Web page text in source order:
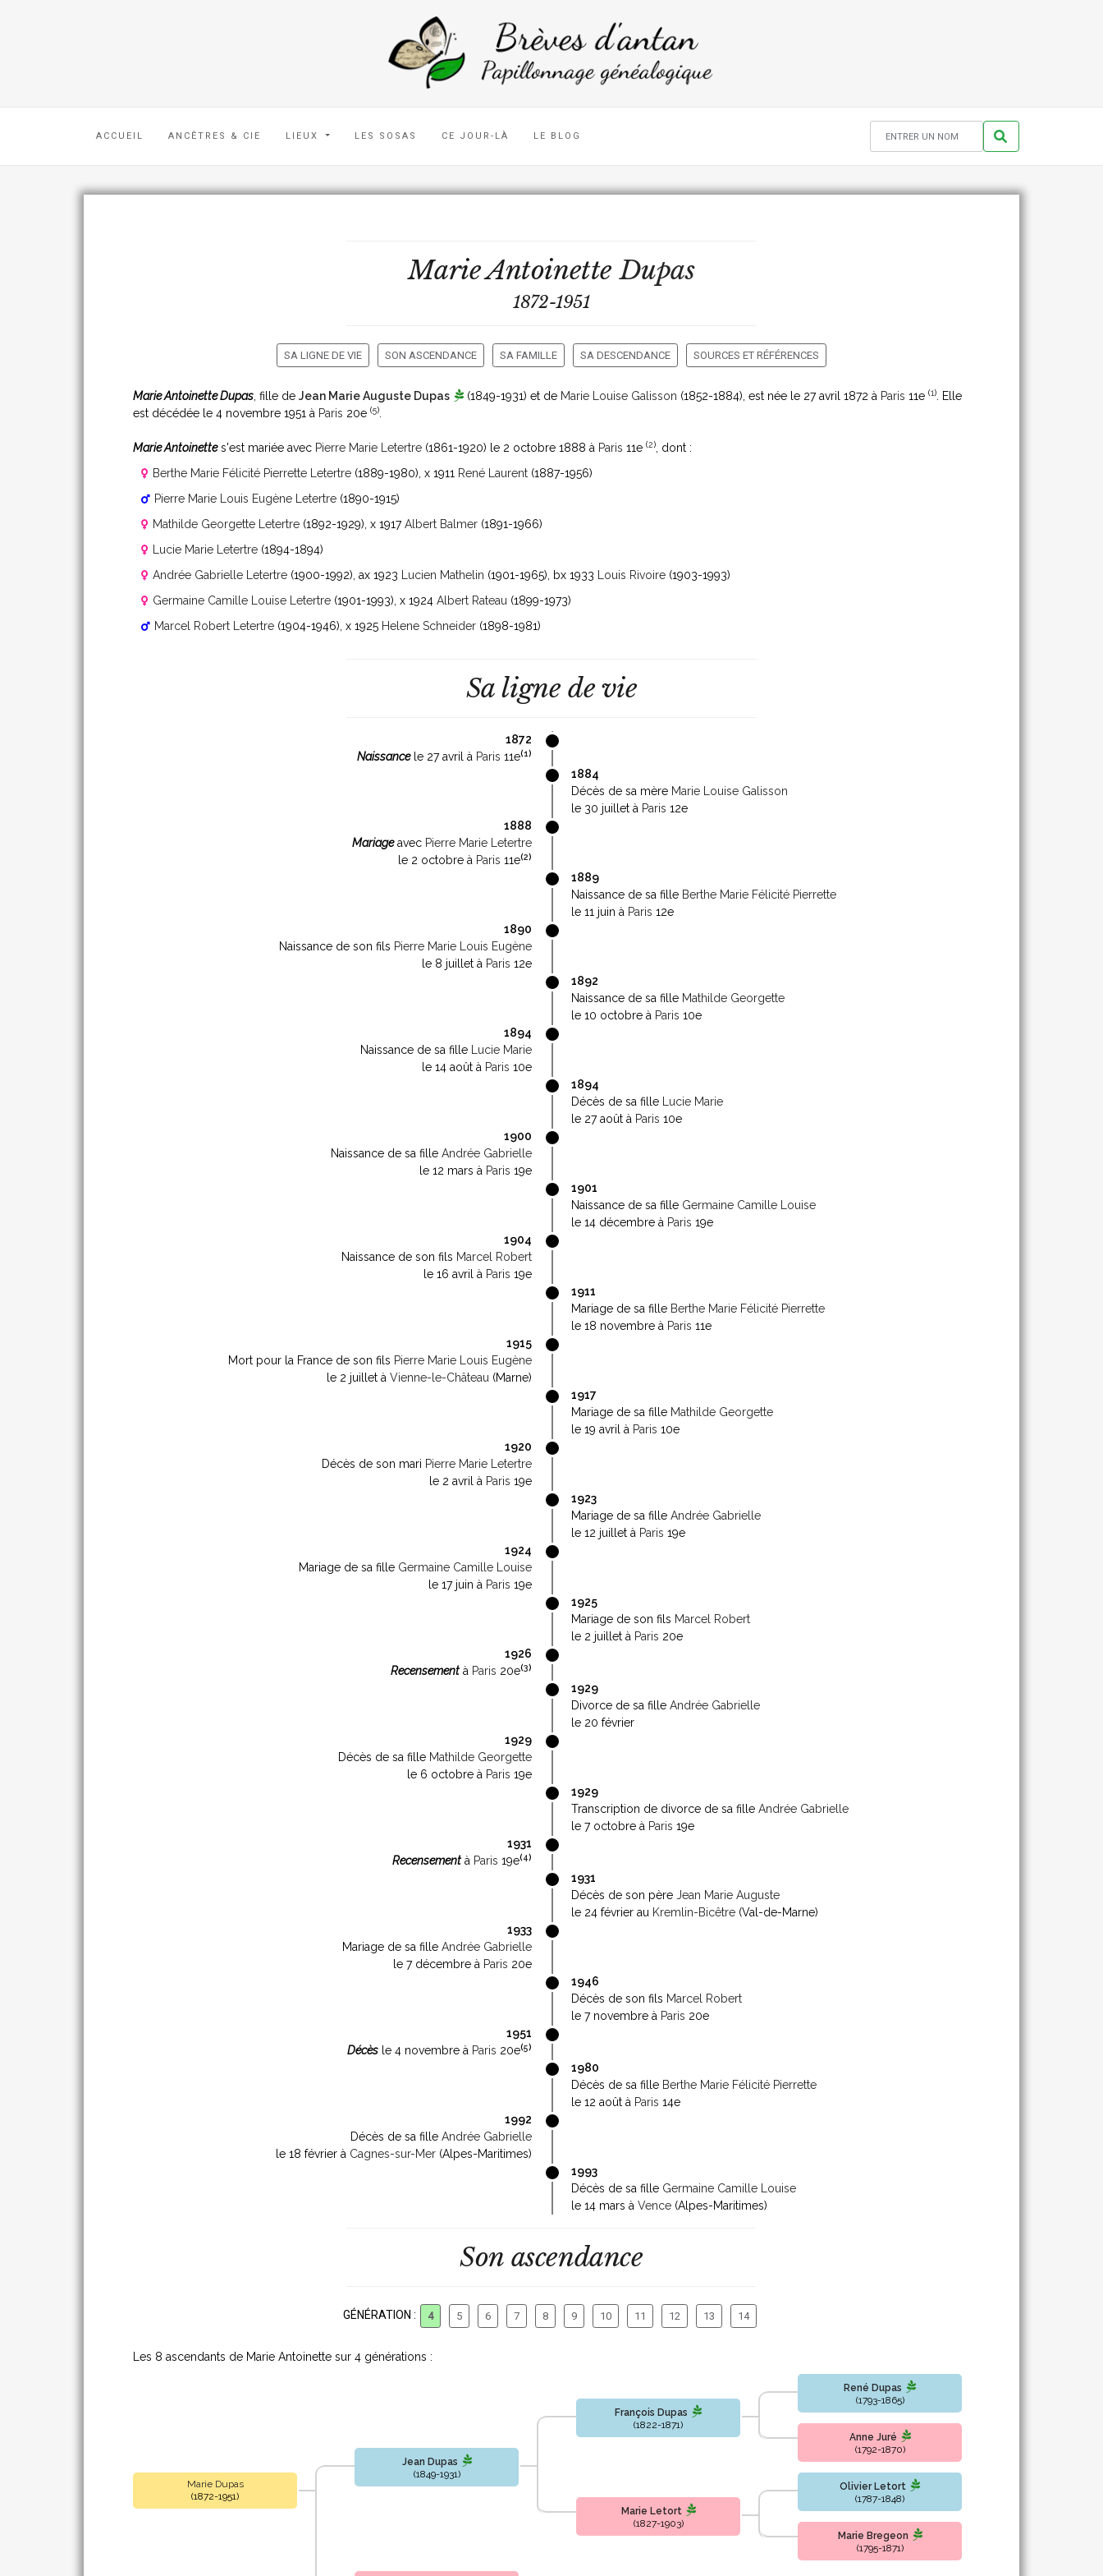
ACCUEIL ANCÊTRES & CIE LIEUX LES SOSAS CE JOUR-LÀ LE BLOG
Marie AntoinetteDupas
1872-1951
SA LIGNE DE VIE SON ASCENDANCE SA FAMILLE SA DESCENDANCE SOURCES ET RÉFÉRENCES
Marie Antoinette Dupas , fille de Jean Marie Auguste Dupas (1849-1931) et de Marie Louise Galisson (1852-1884) , est née le 27 avril 1872 à Paris 11e (1)
. Elle
est décédée le 4 novembre 1951 à Paris 20e (5)
Marie Antoinettes'est mariée avec Pierre Marie Letertre (1861-1920) le 2 octobre 1888 à Paris 11e (2)
, dont :
Berthe Marie Félicité Pierrette Letertre (1889-1980) , x 1911 René Laurent (1887-1956)
Pierre Marie Louis Eugène Letertre (1890-1915)
Mathilde Georgette Letertre (1892-1929) , x 1917Albert Balmer (1891-1966)
Lucie Marie Letertre (1894-1894)
Andrée Gabrielle Letertre (1900-1992) , ax 1923 Lucien Mathelin (1901-1965) , bx 1933 Louis Rivoire (1903-1993)
Germaine Camille Louise Letertre (1901-1993) , x 1924 Albert Rateau (1899-1973)
Marcel Robert Letertre (1904-1946) , x 1925 Helene Schneider (1898-1981)
Sa ligne de vie
1872
Naissancele 27 avril à Paris 11e(1)
1884
Décès de sa mère Marie Louise Galisson
le 30 juillet à Paris 12e
1888
Mariageavec Pierre Marie Letertre
le 2 octobre à Paris 11e(2)
1889
Naissance de sa fille Berthe Marie Félicité Pierrette
le 11 juin à Paris 12e
1890
Naissance de son fils Pierre Marie Louis Eugène
le 8 juillet à Paris 12e
1892
Naissance de sa fille Mathilde Georgette
le 10 octobre à Paris 10e
1894
Naissance de sa fille
Lucie Marie
le 14 août à Paris 10e
1894
Décès de sa fille
Lucie Marie
le 27 août à Paris 10e
1900
Naissance de sa fille Andrée Gabrielle
le 12 mars à Paris 19e
1901
Naissance de sa fille Germaine Camille Louise
le 14 décembre à Paris 19e
1904
Naissance de son fils Marcel Robert
le 16 avril à Paris 19e
1911
Mariage de sa fille Berthe Marie Félicité Pierrette
le 18 novembre à Paris 11e
1915
Mort pour la France de son fils Pierre Marie Louis Eugène
le 2 juillet à Vienne-le-Château (Marne)
1917
Mariage de sa fille Mathilde Georgette
le 19 avril à Paris 10e
1920
Décès de son mari Pierre Marie Letertre
le 2 avril à Paris 19e
1923
Mariage de sa fille Andrée Gabrielle
le 12 juillet à Paris 19e
1924
Mariage de sa fille Germaine Camille Louise
le 17 juin à Paris 19e
1925
Mariage de son fils Marcel Robert
le 2 juillet à Paris 20e
1926
Recensement à Paris 20e(3)
1929
Divorce de sa fille Andrée Gabrielle
le 20 février
1929
Décès de sa fille Mathilde Georgette
le 6 octobre à Paris 19e
1929
Transcription de divorce de sa fille Andrée Gabrielle
le 7 octobre à Paris 19e
1931
Recensement à Paris 19e(4)
1931
Décès de son père Jean Marie Auguste
le 24 février au Kremlin-Bicêtre (Val-de-Marne)
1933
Mariage de sa fille Andrée Gabrielle
le 7 décembre à Paris 20e
1946
Décès de son fils Marcel Robert
le 7 novembre à Paris 20e
1951
Décès le 4 novembre à Paris 20e(5)
1980
Décès de sa fille Berthe Marie Félicité Pierrette
le 12 août à Paris 14e
1992
Décès de sa fille Andrée Gabrielle
le 18 février à Cagnes-sur-Mer (Alpes-Maritimes)
1993
Décès de sa fille Germaine Camille Louise
le 14 mars à Vence (Alpes-Maritimes)
Son ascendance
GÉNÉRATION : 4 5 6 7 8 9 10 11 12 13 14
Les 8 ascendants de Marie Antoinette sur 4 générations :
Marie Dupas
(1872-1951)
Jean Dupas
(1849-1931)
François Dupas
(1822-1871)
René Dupas
(1793-1865)
Anne Juré
(1792-1870)
Marie Letort
(1827-1903)
Olivier Letort
(1787-1848)
Marie Bregeon
(1795-1871)